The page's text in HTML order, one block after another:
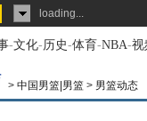
loading...
-文化-历史-体育-NBA-视
> 中国男篮|男篮 > 男篮动态